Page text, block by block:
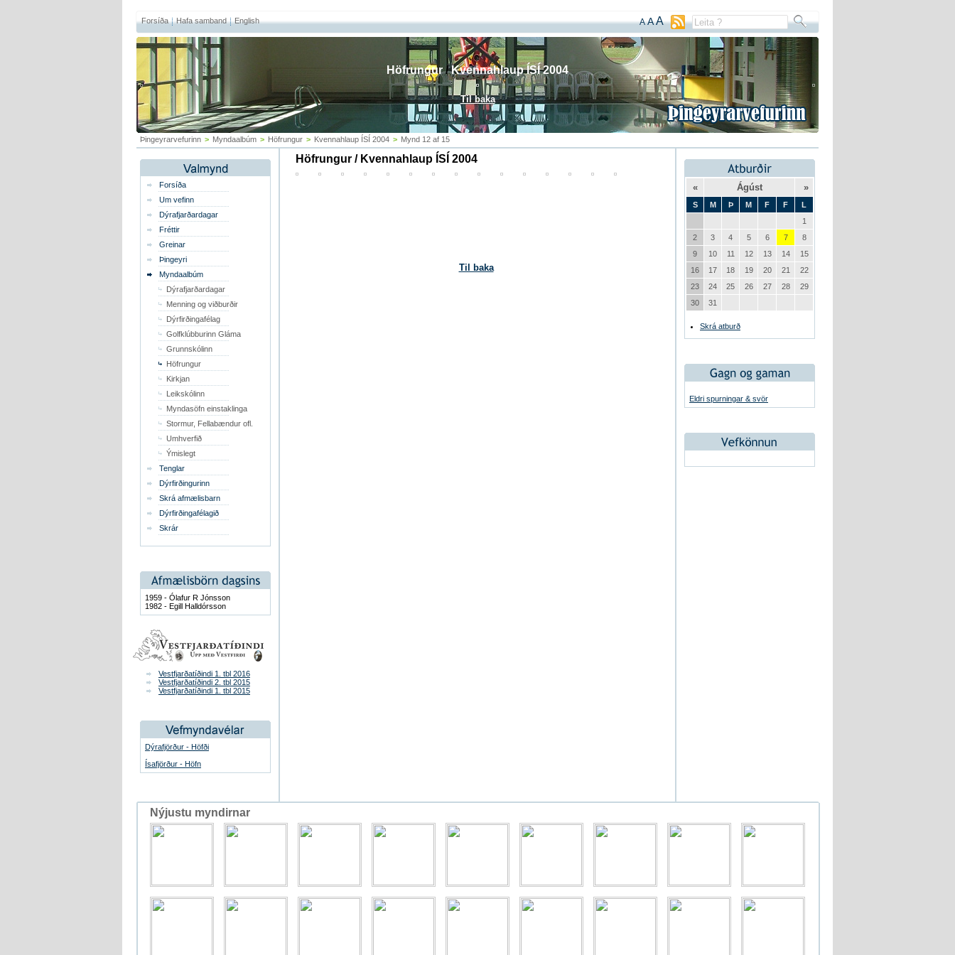
Forsíða Hafa samband English A AA
Þingeyrarvefurinn > Myndaalbúm > Höfrungur > Kvennahlaup ÍSÍ 2004 > Mynd 12 af 15
Forsíða
Um vefinn
Dýrafjarðardagar
Fréttir
Greinar
Þingeyri
Myndaalbúm
Dýrafjarðardagar
Menning og viðburðir
Dýrfirðingafélag
Golfklúbburinn Gláma
Grunnskólinn
Höfrungur
Kirkjan
Leikskólinn
Myndasöfn einstaklinga
Stormur, Fellabændur ofl.
Umhverfið
Ýmislegt
Tenglar
Dýrfirðingurinn
Skrá afmælisbarn
Dýrfirðingafélagið
Skrár
1959 - Ólafur R Jónsson
1982 - Egill Halldórsson
Vestfjarðatíðindi 1. tbl 2016
Vestfjarðatíðindi 2. tbl 2015
Vestfjarðatíðindi 1. tbl 2015
Dýrafjörður - Höfði
Ísafjörður - Höfn
Höfrungur / Kvennahlaup ÍSÍ 2004
Til baka
Höfrungur/Kvennahlaup ÍSÍ 2004
Til baka
« Ágúst »
S M Þ M F F
L
1
2
3 4 5 6 7
8
9
10 11 12 13 14
15
16
17 18 19 20 21
22
23
24 25 26 27 28
29
30
31
Skrá atburð
Eldri spurningar & svör
Nýjustu myndirnar